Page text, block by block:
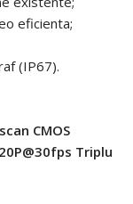
eficienta;
(IP67).
CMOS
Triplu